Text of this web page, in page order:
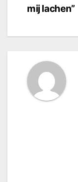
mij lachen”